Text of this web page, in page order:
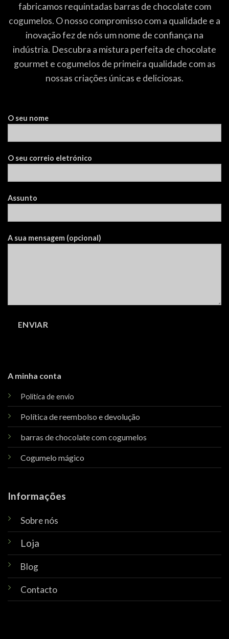
fabricamos requintadas barras de chocolate com
cogumelos. O nosso compromisso com a qualidade e a
inovação fez de nós um nome de confiança na
indústria. Descubra a mistura perfeita de chocolate
gourmet e cogumelos de primeira qualidade com as
nossas criações únicas e deliciosas.
A minha conta
Política de envio
Política de reembolso e devolução
barras de chocolate com cogumelos
Cogumelo mágico
Informações
Sobre nós
Loja
Blog
Contacto
O seu nome
O seu correio eletrónico
Assunto
A sua mensagem (opcional)